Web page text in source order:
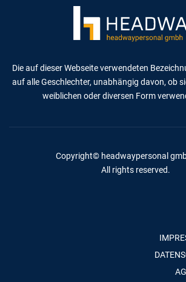
Die auf dieser Webseite verwendeten
auf alle Geschlechter, unabhängig davon, ob
weiblichen oder diversen Form
Copyright© headwaypersonal
All rights reserved.